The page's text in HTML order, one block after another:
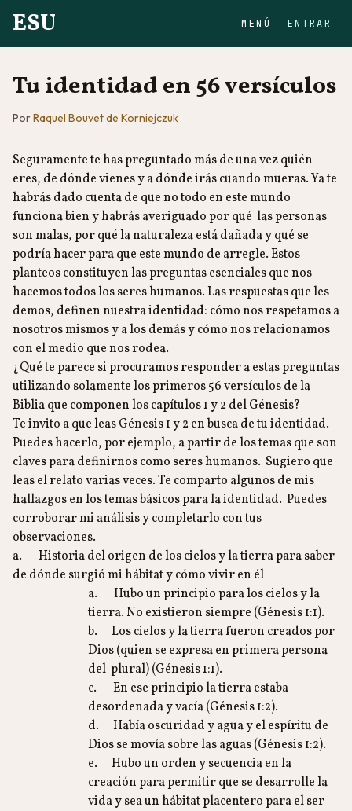
ESU MENÚ ENTRAR
Tu identidad en 56 versículos
PorRaquel Bouvet de Korniejczuk
Seguramente te has preguntado más de una vez quién
eres, de dónde vienes y a dónde irás cuando mueras. Ya te
habrás dado cuenta de que no todo en este mundo
funciona bien y habrás averiguado por qué las personas
son malas, por qué la naturaleza está dañada y qué se
podría hacer para que este mundo de arregle. Estos
planteos constituyen las preguntas esenciales que nos
hacemos todos los seres humanos. Las respuestas que les
demos, definen nuestra identidad: cómo nos respetamos a
nosotros mismos y a los demás y cómo nos relacionamos
con el medio que nos rodea.
¿Qué te parece si procuramos responder a estas preguntas
utilizando solamente los primeros 56 versículos de la
Biblia que componen los capítulos 1 y 2 del Génesis?
Te invito a que leas Génesis 1 y 2 en busca de tu identidad.
Puedes hacerlo, por ejemplo, a partir de los temas que son
claves para definirnos como seres humanos. Sugiero que
leas el relato varias veces. Te comparto algunos de mis
hallazgos en los temas básicos para la identidad. Puedes
corroborar mi análisis y completarlo con tus
observaciones.
a. Historia del origen de los cielos y la tierra para saber
de dónde surgió mi hábitat y cómo vivir en él
a. Hubo un principio para los cielos y la
tierra. No existieron siempre (Génesis 1:1).
b. Los cielos y la tierra fueron creados por
Dios (quien se expresa en primera persona
del plural) (Génesis 1:1).
c. En ese principio la tierra estaba
desordenada y vacía (Génesis 1:2).
d. Había oscuridad y agua y el espíritu de
Dios se movía sobre las aguas (Génesis 1:2).
e. Hubo un orden y secuencia en la
creación para permitir que se desarrolle la
vida y sea un hábitat placentero para el ser